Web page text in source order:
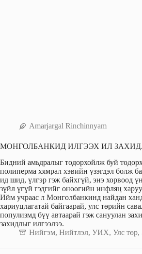
Amarjargal Rinchinnyam
МОНГОЛБАНКИД ИЛГЭЭХ ИЛ
Бидний амьдралыг тодорхойлж буй
полиперма хямрал хэвийн үзэгдэл болж
ид шид, үлгэр гэж байхгүй, энэ хорвоод
зүйл үгүй гэдгийг өнөөгийн инфляц
Ийм учраас л Монголбанкинд найдан
хариуцлагатай байгаарай, улс төрийн
популизмд бүү автаарай гэж сануулан
захидлыг илгээлээ.
Нийгэм, Нийтлэл, УИХ, Улс төр,